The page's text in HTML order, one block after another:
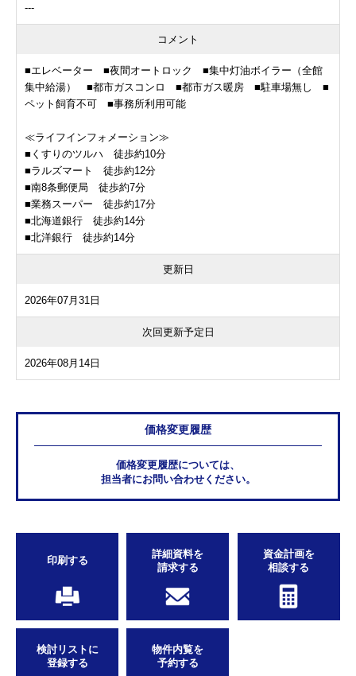
---
コメント
■エレベーター ■夜間オートロック ■集中灯油ボイラー（全館
集中給湯） ■都市ガスコンロ ■都市ガス暖房 ■駐車場無し ■
ペット飼育不可 ■事務所利用可能
≪ライフインフォメーション≫
■くすりのツルハ 徒歩約10分
■ラルズマート 徒歩約12分
■南8条郵便局 徒歩約7分
■業務スーパー 徒歩約17分
■北海道銀行 徒歩約14分
■北洋銀行 徒歩約14分
更新日
2026年07月31日
次回更新予定日
2026年08月14日
価格変更履歴
価格変更履歴については、
担当者にお問い合わせください。
印刷する
詳細資料を
請求する
資金計画を
相談する
検討リストに
登録する
物件内覧を
予約する